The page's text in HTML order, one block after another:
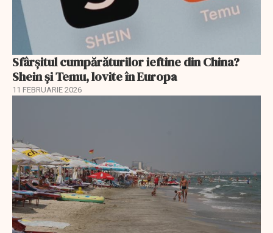
Sfârșitul cumpărăturilor ieftine din China?
Shein și Temu, lovite în Europa
11 FEBRUARIE 2026